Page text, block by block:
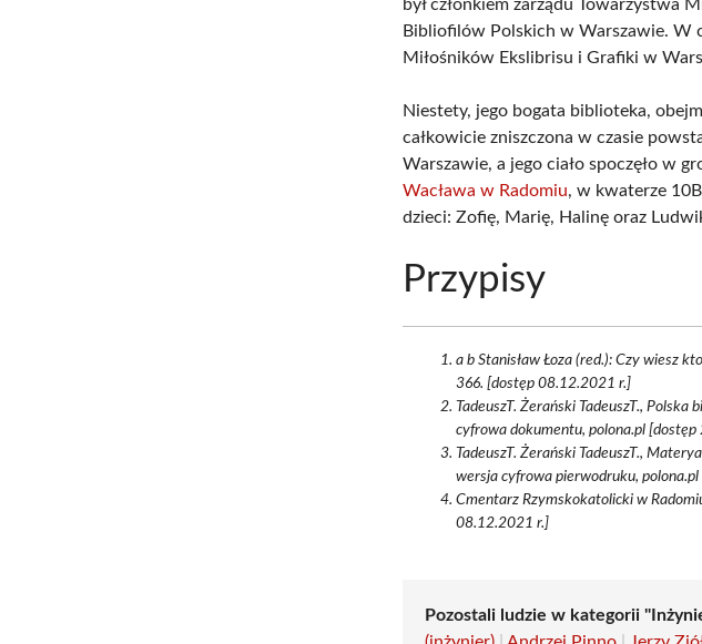
był członkiem zarządu Towarzystwa
Bibliofilów Polskich w Warszawie. W
Miłośników Ekslibrisu i Grafiki w
Niestety, jego bogata biblioteka,
całkowicie zniszczona w czasie
Warszawie, a jego ciało spoczęło w
Wacława w Radomiu, w kwaterze
dzieci: Zofię, Marię, Halinę oraz
Przypisy
a b Stanisław Łoza (red.): Czy wiesz
366. [dostęp 08.12.2021 r.]
TadeuszT. Żerański TadeuszT.,
cyfrowa dokumentu, polona.pl
TadeuszT. Żerański TadeuszT.,
wersja cyfrowa pierwodruku,
Cmentarz Rzymskokatolicki w
08.12.2021 r.]
Pozostali ludzie w kategorii